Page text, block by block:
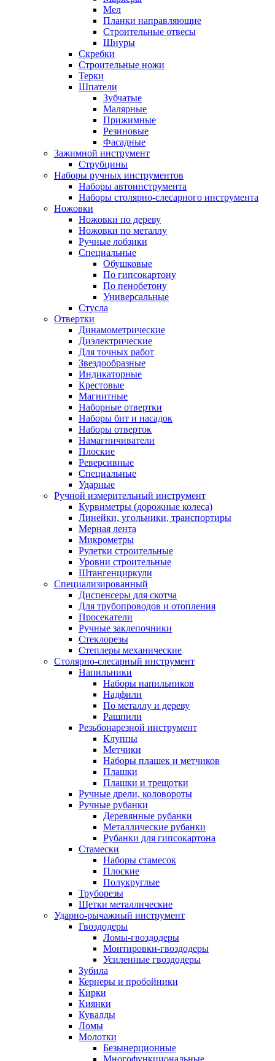
Мел
Планки направляющие
Строительные отвесы
Шнуры
Скребки
Строительные ножи
Терки
Шпатели
Зубчатые
Малярные
Прижимные
Резиновые
Фасадные
Зажимной инструмент
Струбцины
Наборы ручных инструментов
Наборы автоинструмента
Наборы столярно-слесарного инструмента
Ножовки
Ножовки по дереву
Ножовки по металлу
Ручные лобзики
Специальные
Обушковые
По гипсокартону
По пенобетону
Универсальные
Стусла
Отвертки
Динамометрические
Диэлектрические
Для точных работ
Звездообразные
Индикаторные
Крестовые
Магнитные
Наборные отвертки
Наборы бит и насадок
Наборы отверток
Намагничиватели
Плоские
Реверсивные
Специальные
Ударные
Ручной измерительный инструмент
Курвиметры (дорожные колеса)
Линейки, угольники, транспортиры
Мерная лента
Микрометры
Рулетки строительные
Уровни строительные
Штангенциркули
Специализированный
Диспенсеры для скотча
Для трубопроводов и отопления
Просекатели
Ручные заклепочники
Стеклорезы
Степлеры механические
Столярно-слесарный инструмент
Напильники
Наборы напильников
Надфили
По металлу и дереву
Рашпили
Резьбонарезной инструмент
Клуппы
Метчики
Наборы плашек и метчиков
Плашки
Плашки и трещотки
Ручные дрели, коловороты
Ручные рубанки
Деревянные рубанки
Металлические рубанки
Рубанки для гипсокартона
Стамески
Наборы стамесок
Плоские
Полукруглые
Труборезы
Щетки металлические
Ударно-рычажный инструмент
Гвоздодеры
Ломы-гвоздодеры
Монтировки-гвоздодеры
Усиленные гвоздодеры
Зубила
Кернеры и пробойники
Кирки
Киянки
Кувалды
Ломы
Молотки
Безынерционные
Многофункциональные